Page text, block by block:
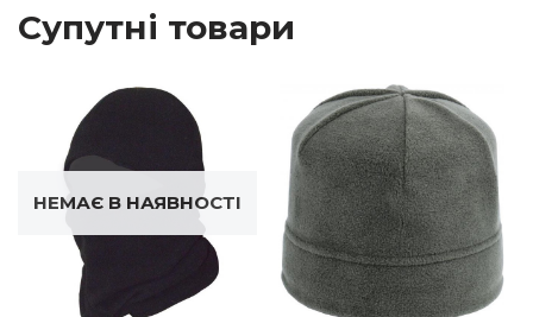
Супутні товари
НЕМАЄ В НАЯВНОСТІ